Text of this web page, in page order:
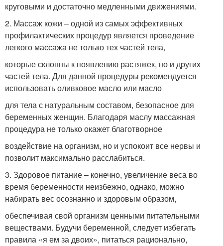
круговыми и достаточно медленными движениями.
2. Массаж кожи – одной из самых эффективных
профилактических процедур является проведение
легкого массажа не только тех частей тела,
которые склонны к появлению растяжек, но и других
частей тела. Для данной процедуры рекомендуется
использовать оливковое масло или масло
для тела с натуральным составом, безопасное для
беременных женщин. Благодаря маслу массажная
процедура не только окажет благотворное
воздействие на организм, но и успокоит все нервы и
позволит максимально расслабиться.
3. Здоровое питание – конечно, увеличение веса во
время беременности неизбежно, однако, можно
набирать вес осознанно и здоровым образом,
обеспечивая свой организм ценными питательными
веществами. Будучи беременной, следует избегать
правила «я ем за двоих», питаться рационально,